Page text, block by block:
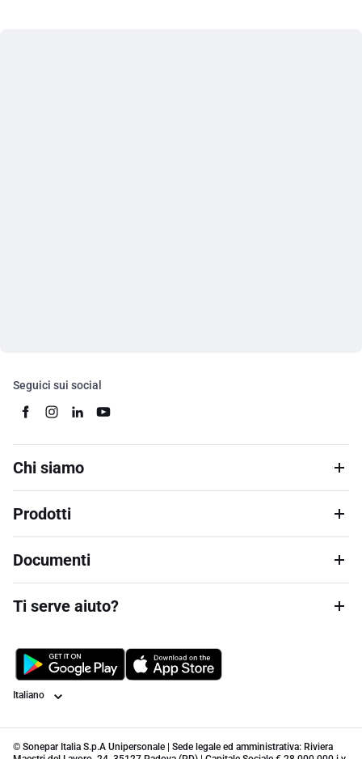
Seguici sui social
Chi siamo
Prodotti
Documenti
Ti serve aiuto?
Lingua
© Sonepar Italia S.p.A Unipersonale | Sede legale ed amministrativa: Riviera